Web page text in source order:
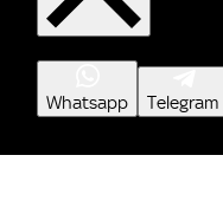
Whatsapp Telegram